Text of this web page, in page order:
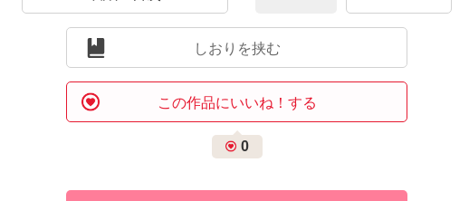
しおりを挟む
この作品にいいね！する
0